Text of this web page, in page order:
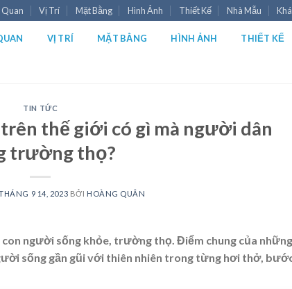
Vị Trí Mặt Bằng Hình Ảnh Thiết Kế Nhà Mẫu
VỊ TRÍ MẶT BẰNG HÌNH ẢNH THIẾT KẾ
TIN TỨC
thế giới có gì mà người dân
trường thọ?
9 14, 2023 BỞI HOÀNG QUÂN
con người sống khỏe, trường thọ. Điểm chung của những
sống gần gũi với thiên nhiên trong từng hơi thở,